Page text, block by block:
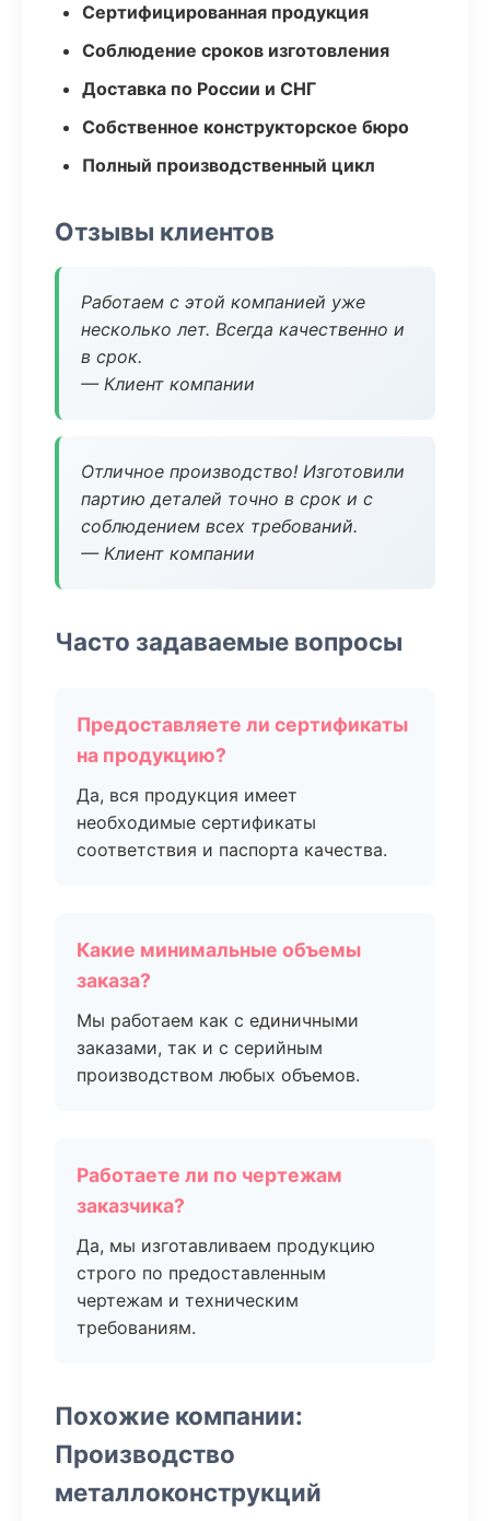
Сертифицированная продукция
Соблюдение сроков изготовления
Доставка по России и СНГ
Собственное конструкторское бюро
Полный производственный цикл
Отзывы клиентов
Работаем с этой компанией уже
несколько лет. Всегда качественно и
в срок.
— Клиент компании
Отличное производство! Изготовили
партию деталей точно в срок и с
соблюдением всех требований.
— Клиент компании
Часто задаваемые вопросы
Предоставляете ли сертификаты
на продукцию?
Да, вся продукция имеет
необходимые сертификаты
соответствия и паспорта качества.
Какие минимальные объемы
заказа?
Мы работаем как с единичными
заказами, так и с серийным
производством любых объемов.
Работаете ли по чертежам
заказчика?
Да, мы изготавливаем продукцию
строго по предоставленным
чертежам и техническим
требованиям.
Похожие компании:
Производство
металлоконструкций